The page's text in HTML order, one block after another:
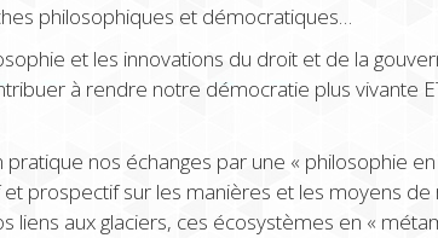
philosophiques et démocratiques…
et les innovations du droit et de la
à rendre notre démocratie plus vivante
nos échanges par une « philosophie en
prospectif sur les manières et les moyens
liens aux glaciers, ces écosystèmes en «